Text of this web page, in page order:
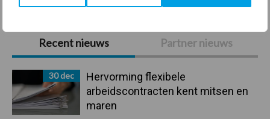
Primaire
Sidebar
Recent nieuws Partner nieuws
30 dec
Hervorming flexibele
arbeidscontracten kent mitsen en
maren